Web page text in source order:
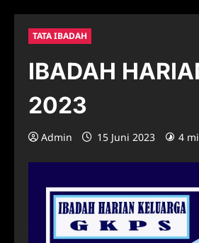
TATA IBADAH
IBADAH
2023
Admin 15 Juni 2023 4